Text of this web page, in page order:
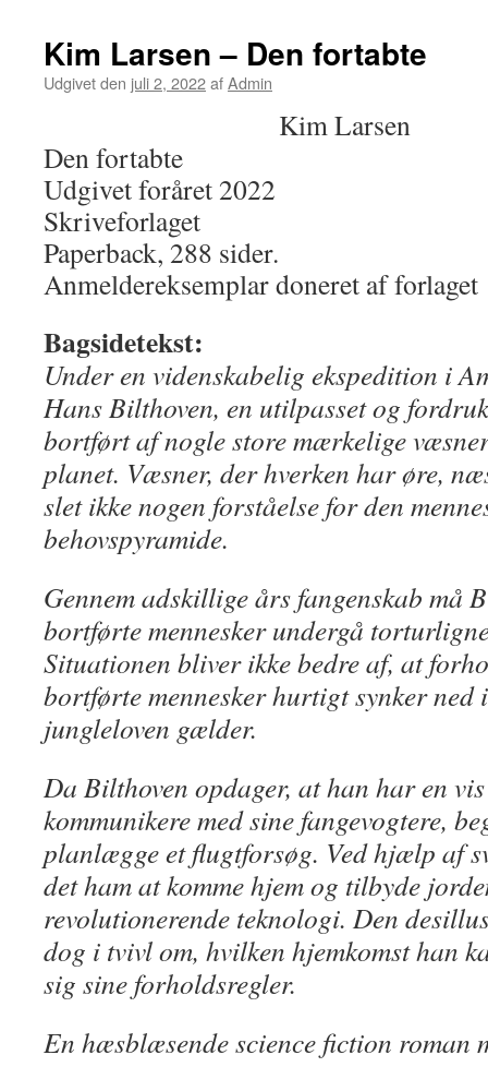
Kim Larsen – Den fortabte
Udgivet den juli 2, 2022afAdmin
Kim Larsen
Den fortabte
Udgivet foråret 2022
Skriveforlaget
Paperback, 288 sider.
Anmeldereksemplar doneret af forlaget
Bagsidetekst:
Under en videnskabelig ekspedition i
Hans Bilthoven, en utilpasset og
bortført af nogle store mærkelige
planet. Væsner, der hverken har øre,
slet ikke nogen forståelse for den
behovspyramide.
Gennem adskillige års fangenskab må
bortførte mennesker undergå
Situationen bliver ikke bedre af, at
bortførte mennesker hurtigt synker ned
jungleloven gælder.
Da Bilthoven opdager, at han har en
kommunikere med sine fangevogtere,
planlægge et flugtforsøg. Ved hjælp af
det ham at komme hjem og tilbyde
revolutionerende teknologi. Den
dog i tvivl om, hvilken hjemkomst han
sig sine forholdsregler.
En hæsblæsende science fiction roman